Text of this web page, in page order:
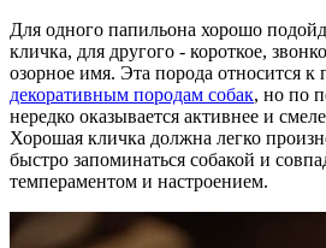
Для одного папильона хорошо
кличка, для другого - короткое,
озорное имя. Эта порода относится
декоративным породам собак, но по
нередко оказывается активнее и
Хорошая кличка должна легко
быстро запоминаться собакой и
темпераментом и настроением.